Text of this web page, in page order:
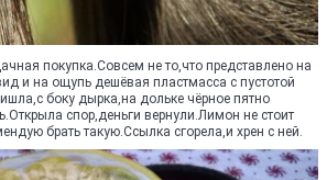
покупка.Совсем не то,что представлено на
и на ощупь дешёвая пластмасса с пустотой
боку дырка,на дольке чёрное пятно
спор,деньги вернули.Лимон не стоит
брать такую.Ссылка сгорела,и хрен с ней.